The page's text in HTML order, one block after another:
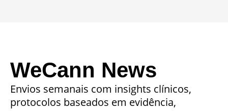
WeCann News
Envios semanais com insights clínicos,
protocolos baseados em evidência,